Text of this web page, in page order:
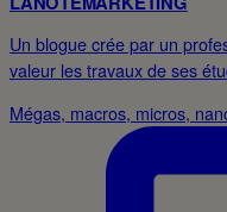
Un blogue crée par un
valeur les travaux de ses
Mégas, macros, micros,